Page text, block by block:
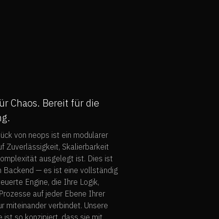
Chaos. Bereit für die
von neops ist ein modularer
Zuverlässigkeit, Skalierbarkeit
ausgelegt ist. Dies ist
Backend — es ist eine vollständig
Engine, die Ihre Logik,
auf jeder Ebene Ihrer
miteinander verbindet. Unsere